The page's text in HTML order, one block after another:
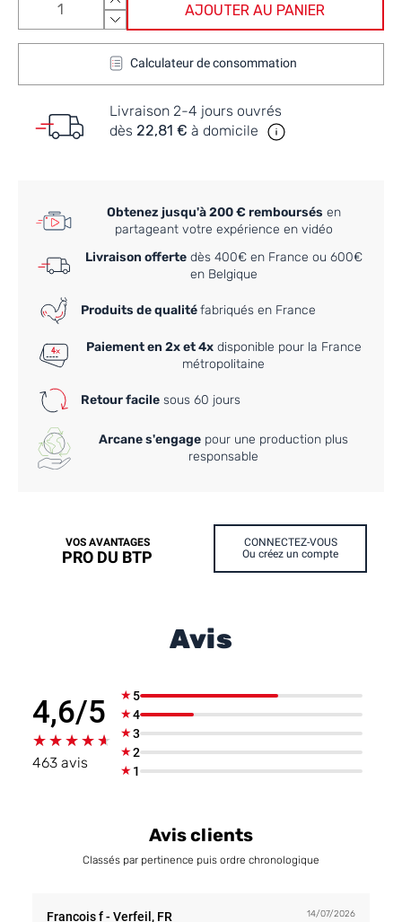
AJOUTER AU PANIER
Calculateur de consommation
Livraison 2-4 jours ouvrés
dès 22,81 € à domicile
Obtenez jusqu'à 200 € remboursés en
partageant votre expérience en vidéo
Livraison offertedès 400€ en France ou 600€
en Belgique
Produits de qualitéfabriqués en France
Paiement en 2x et 4xdisponible pour la France
métropolitaine
Retour facile sous 60 jours
Arcane s'engage pour une production plus
responsable
VOS AVANTAGES
PRO DU BTP
CONNECTEZ-VOUS
Ou créez un compte
Avis
4,6/5
★★★★★
★★★★★
463 avis
★5
★4
★3
★2
★1
Avis clients
Classés par pertinence puis ordre chronologique
Francois f- Verfeil, FR 14/07/2026